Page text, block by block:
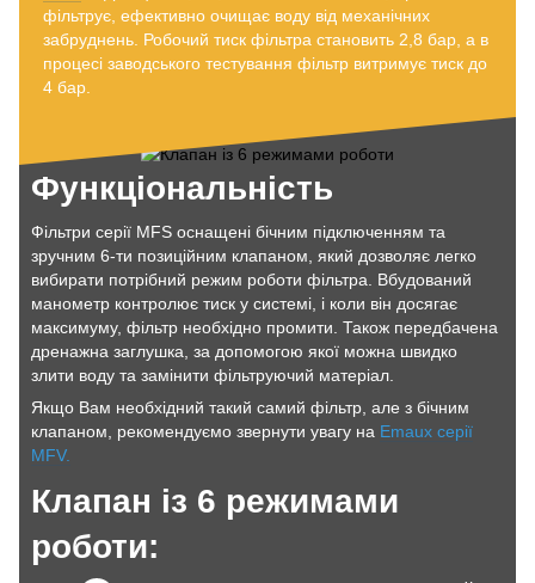
фільтрує, ефективно очищає воду від механічних
забруднень. Робочий тиск фільтра становить 2,8 бар, а в
процесі заводського тестування фільтр витримує тиск до
4 бар.
Функціональність
Фільтри серії MFS оснащені бічним підключенням та
зручним 6-ти позиційним клапаном, який дозволяє легко
вибирати потрібний режим роботи фільтра. Вбудований
манометр контролює тиск у системі, і коли він досягає
максимуму, фільтр необхідно промити. Також передбачена
дренажна заглушка, за допомогою якої можна швидко
злити воду та замінити фільтруючий матеріал.
Якщо Вам необхідний такий самий фільтр, але з бічним
клапаном, рекомендуємо звернути увагу на Emaux серії
MFV.
Клапан із 6 режимами
роботи: